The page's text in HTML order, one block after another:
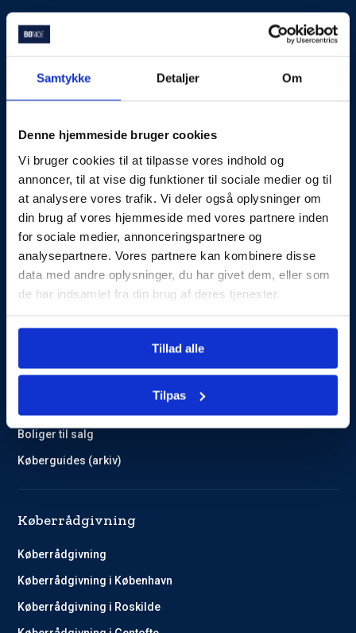
Samtykke Detaljer Om
Denne hjemmeside bruger cookies
Vi bruger cookies til at tilpasse vores indhold og
annoncer, til at vise dig funktioner til sociale medier og til
at analysere vores trafik. Vi deler også oplysninger om
din brug af vores hjemmeside med vores partnere inden
for sociale medier, annonceringspartnere og
analysepartnere. Vores partnere kan kombinere disse
data med andre oplysninger, du har givet dem, eller som
de har indsamlet fra din brug af deres tjenester.
Tillad alle
Tilpas
Ved generelle henvendelser kontakt Bomae:
Tlf.72600400 , mandag til fredag 9:00-20:00
Om Bomae
Kontakt
Karriere
Mød Rådgiverne
Boliger til salg
Køberguides (arkiv)
Køberrådgivning
Køberrådgivning
Køberrådgivning i København
Køberrådgivning i Roskilde